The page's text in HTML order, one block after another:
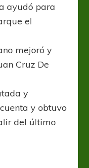
ayudó para
el
mejoró y
Cruz De
y
y obtuvo
del último